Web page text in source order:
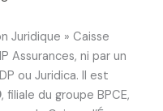
Juridique » Caisse
Assurances, ni par un
ou Juridica. Il est
, filiale du groupe BPCE,